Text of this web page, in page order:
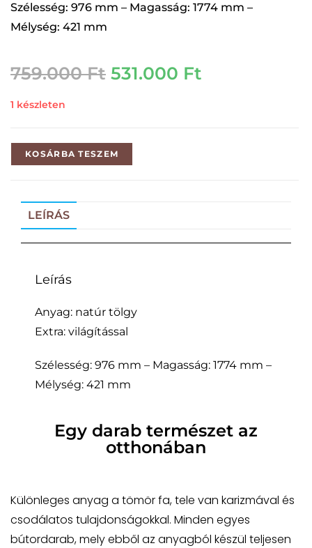
Szélesség: 976 mm – Magasság: 1774 mm –
Mélység: 421 mm
759.000Ft 531.000 Ft
1 készleten
KOSÁRBA TESZEM
LEÍRÁS
Leírás
Anyag: natúr tölgy
Extra: világítással
Szélesség: 976 mm – Magasság: 1774 mm –
Mélység: 421 mm
Egy darab természet az
otthonában
Különleges anyag a tömör fa, tele van karizmával és
csodálatos tulajdonságokkal. Minden egyes
bútordarab, mely ebből az anyagból készül teljesen